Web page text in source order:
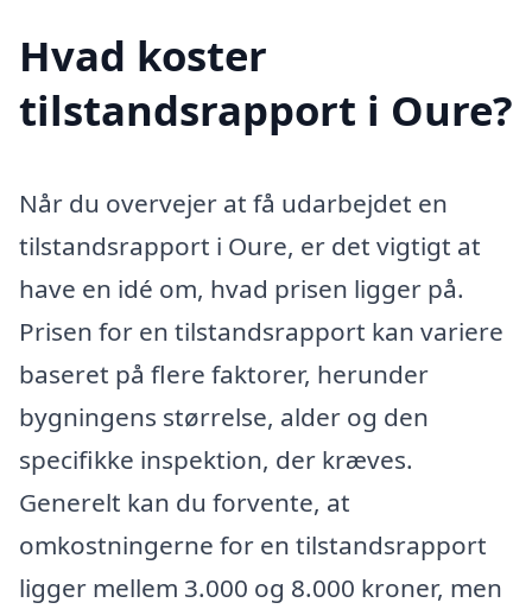
Hvad koster
tilstandsrapport i Oure?
Når du overvejer at få udarbejdet en
tilstandsrapport i Oure, er det vigtigt at
have en idé om, hvad prisen ligger på.
Prisen for en tilstandsrapport kan variere
baseret på flere faktorer, herunder
bygningens størrelse, alder og den
specifikke inspektion, der kræves.
Generelt kan du forvente, at
omkostningerne for en tilstandsrapport
ligger mellem 3.000 og 8.000 kroner, men